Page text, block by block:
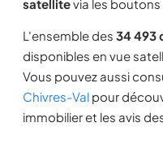
satellitevia les
L'ensemble des 34 493
disponibles en vue
Vous pouvez aussi
Chivres-Val pour
immobilier et les avis